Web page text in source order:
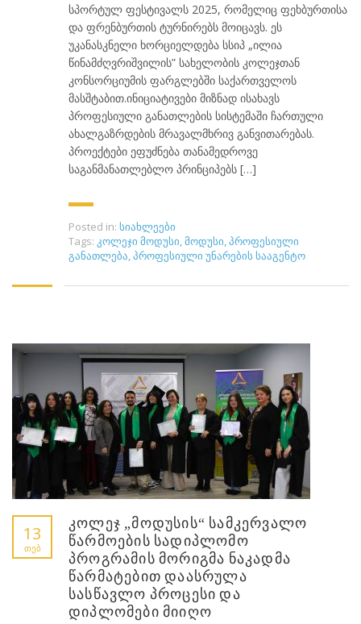
სპორტულ ფესტივალს 2025, რომელიც ფეხბურთისა
და ფრენბურთის ტურნირებს მოიცავს. ეს
უკანასკნელი ხორციელდება სსიპ „ილია
წინამძღვრიშვილის” სახელობის კოლეჯთან
კონსორციუმის ფარგლებში საქართველოს
მასშტაბით.ინიციატივები მიზნად ისახავს
პროფესიული განათლების სისტემაში ჩართული
ახალგაზრდების მრავალმხრივ განვითარებას.
პროექტები ეფუძნება თანამედროვე
საგანმანათლებლო პრინციპებს […]
Posted in: სიახლეები
Tags: კოლეჯი მოდუსი მოდუსი პროფესიული
განათლება პროფესიული უნარების სააგენტო
13
ᲗᲔᲑ
კოლეჯ „მოდუსის“ სამკერვალო
წარმოების სადიპლომო
პროგრამის მორიგმა ნაკადმა
წარმატებით დაასრულა
სასწავლო პროცესი და
დიპლომები მიიღო